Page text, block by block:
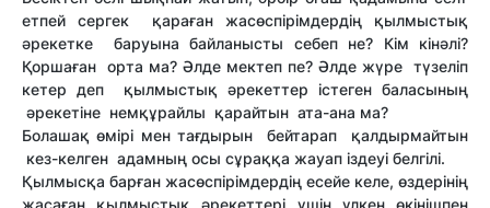
етпей сергек қараған жасөспірімдердің қылмыстық
әрекетке баруына байланысты себеп не? Кім кінәлі?
Қоршаған орта ма? Әлде мектеп пе? Әлде жүре түзеліп
кетер деп қылмыстық әрекеттер істеген баласының
әрекетіне немқұрайлы қарайтын ата-ана ма?
Болашақ өмірі мен тағдырын бейтарап қалдырмайтын
кез-келген адамның осы сұраққа жауап іздеуі белгілі.
Қылмысқа барған жасөспірімдердiң есейе келе, өздерiнiң
жасаған қылмыстық әрекеттері үшiн үлкен өкінішпен